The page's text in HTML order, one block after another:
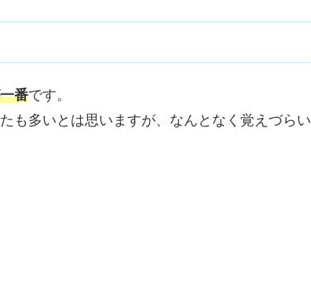
番です。
も多いとは思いますが、なんとなく覚えづらい